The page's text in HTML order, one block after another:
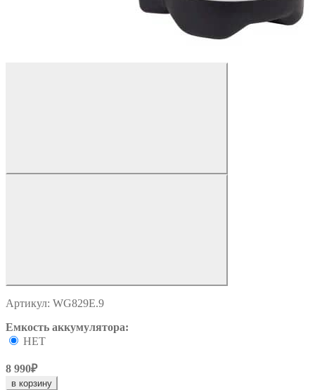
Артикул: WG829E.9
Емкость аккумулятора:
НЕТ
8 990₽
в корзину